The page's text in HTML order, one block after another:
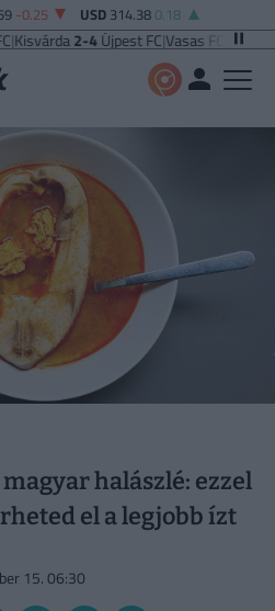
-0.25 USD 314.38 0.18
2-4Újpest FC|Vasas FC5-0
halászlé: ezzel
el a legjobb ízt
15. 06:30